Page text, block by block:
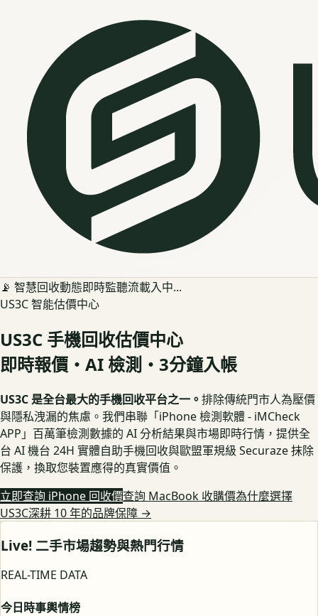
📡 智慧回收動態即時監聽流載入中...
US3C 智能估價中心
US3C 手機回收估價中心
即時報價・AI 檢測・3分鐘入帳
US3C 是全台最大的手機回收平台之一。 排除傳統門市人為壓價
與隱私洩漏的焦慮。我們串聯「iPhone 檢測軟體 - iMCheck
APP」百萬筆檢測數據的 AI 分析結果與市場即時行情，提供全
台 AI 機台 24H 實體自助手機回收與歐盟軍規級 Securaze 抹除
保護，換取您裝置應得的真實價值。
立即查詢 iPhone 回收價查詢 MacBook 收購價為什麼選擇
US3C深耕 10 年的品牌保障 →
Live! 二手市場趨勢與熱門行情
REAL-TIME DATA
今日時事輿情榜